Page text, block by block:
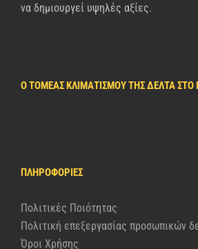
να δημιουργεί υψηλές αξίες.
Ο ΤΟΜΈΑΣ ΚΛΙΜΑΤΙΣΜΟΎ ΤΗΣ ΔΈΛΤΑ ΣΤΟ
ΠΛΗΡΟΦΟΡΊΕΣ
Πολιτικές Ποιότητας
Πολιτική επεξεργασίας προσωπικών
Όροι Χρήσης